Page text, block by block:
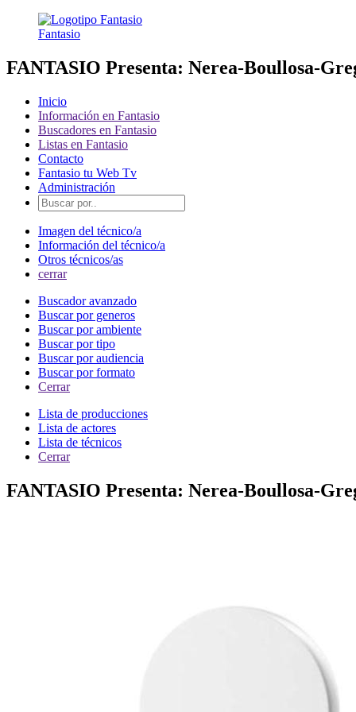
Fantasio
FANTASIO Presenta: Nerea-Boullosa-
Inicio
Información en Fantasio
Buscadores en Fantasio
Listas en Fantasio
Contacto
Fantasio tu Web Tv
Administración
Imagen del técnico/a
Información del técnico/a
Otros técnicos/as
cerrar
Buscador avanzado
Buscar por generos
Buscar por ambiente
Buscar por tipo
Buscar por audiencia
Buscar por formato
Cerrar
Lista de producciones
Lista de actores
Lista de técnicos
Cerrar
FANTASIO Presenta: Nerea-Boullosa-